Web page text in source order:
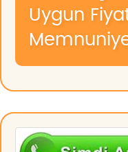
Uygun